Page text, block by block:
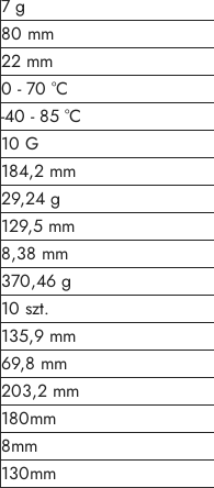
7 g
80 mm
22 mm
0 - 70 °C
-40 - 85 °C
10 G
184,2 mm
29,24 g
129,5 mm
8,38 mm
370,46 g
10 szt.
135,9 mm
69,8 mm
203,2 mm
180mm
8mm
130mm